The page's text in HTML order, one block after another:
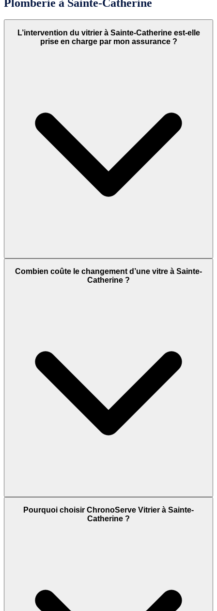
Plomberie à Sainte-Catherine
L’intervention du vitrier à Sainte-Catherine est-elle
prise en charge par mon assurance ?
Combien coûte le changement d’une vitre à Sainte-
Catherine ?
Pourquoi choisir ChronoServe Vitrier à Sainte-
Catherine ?